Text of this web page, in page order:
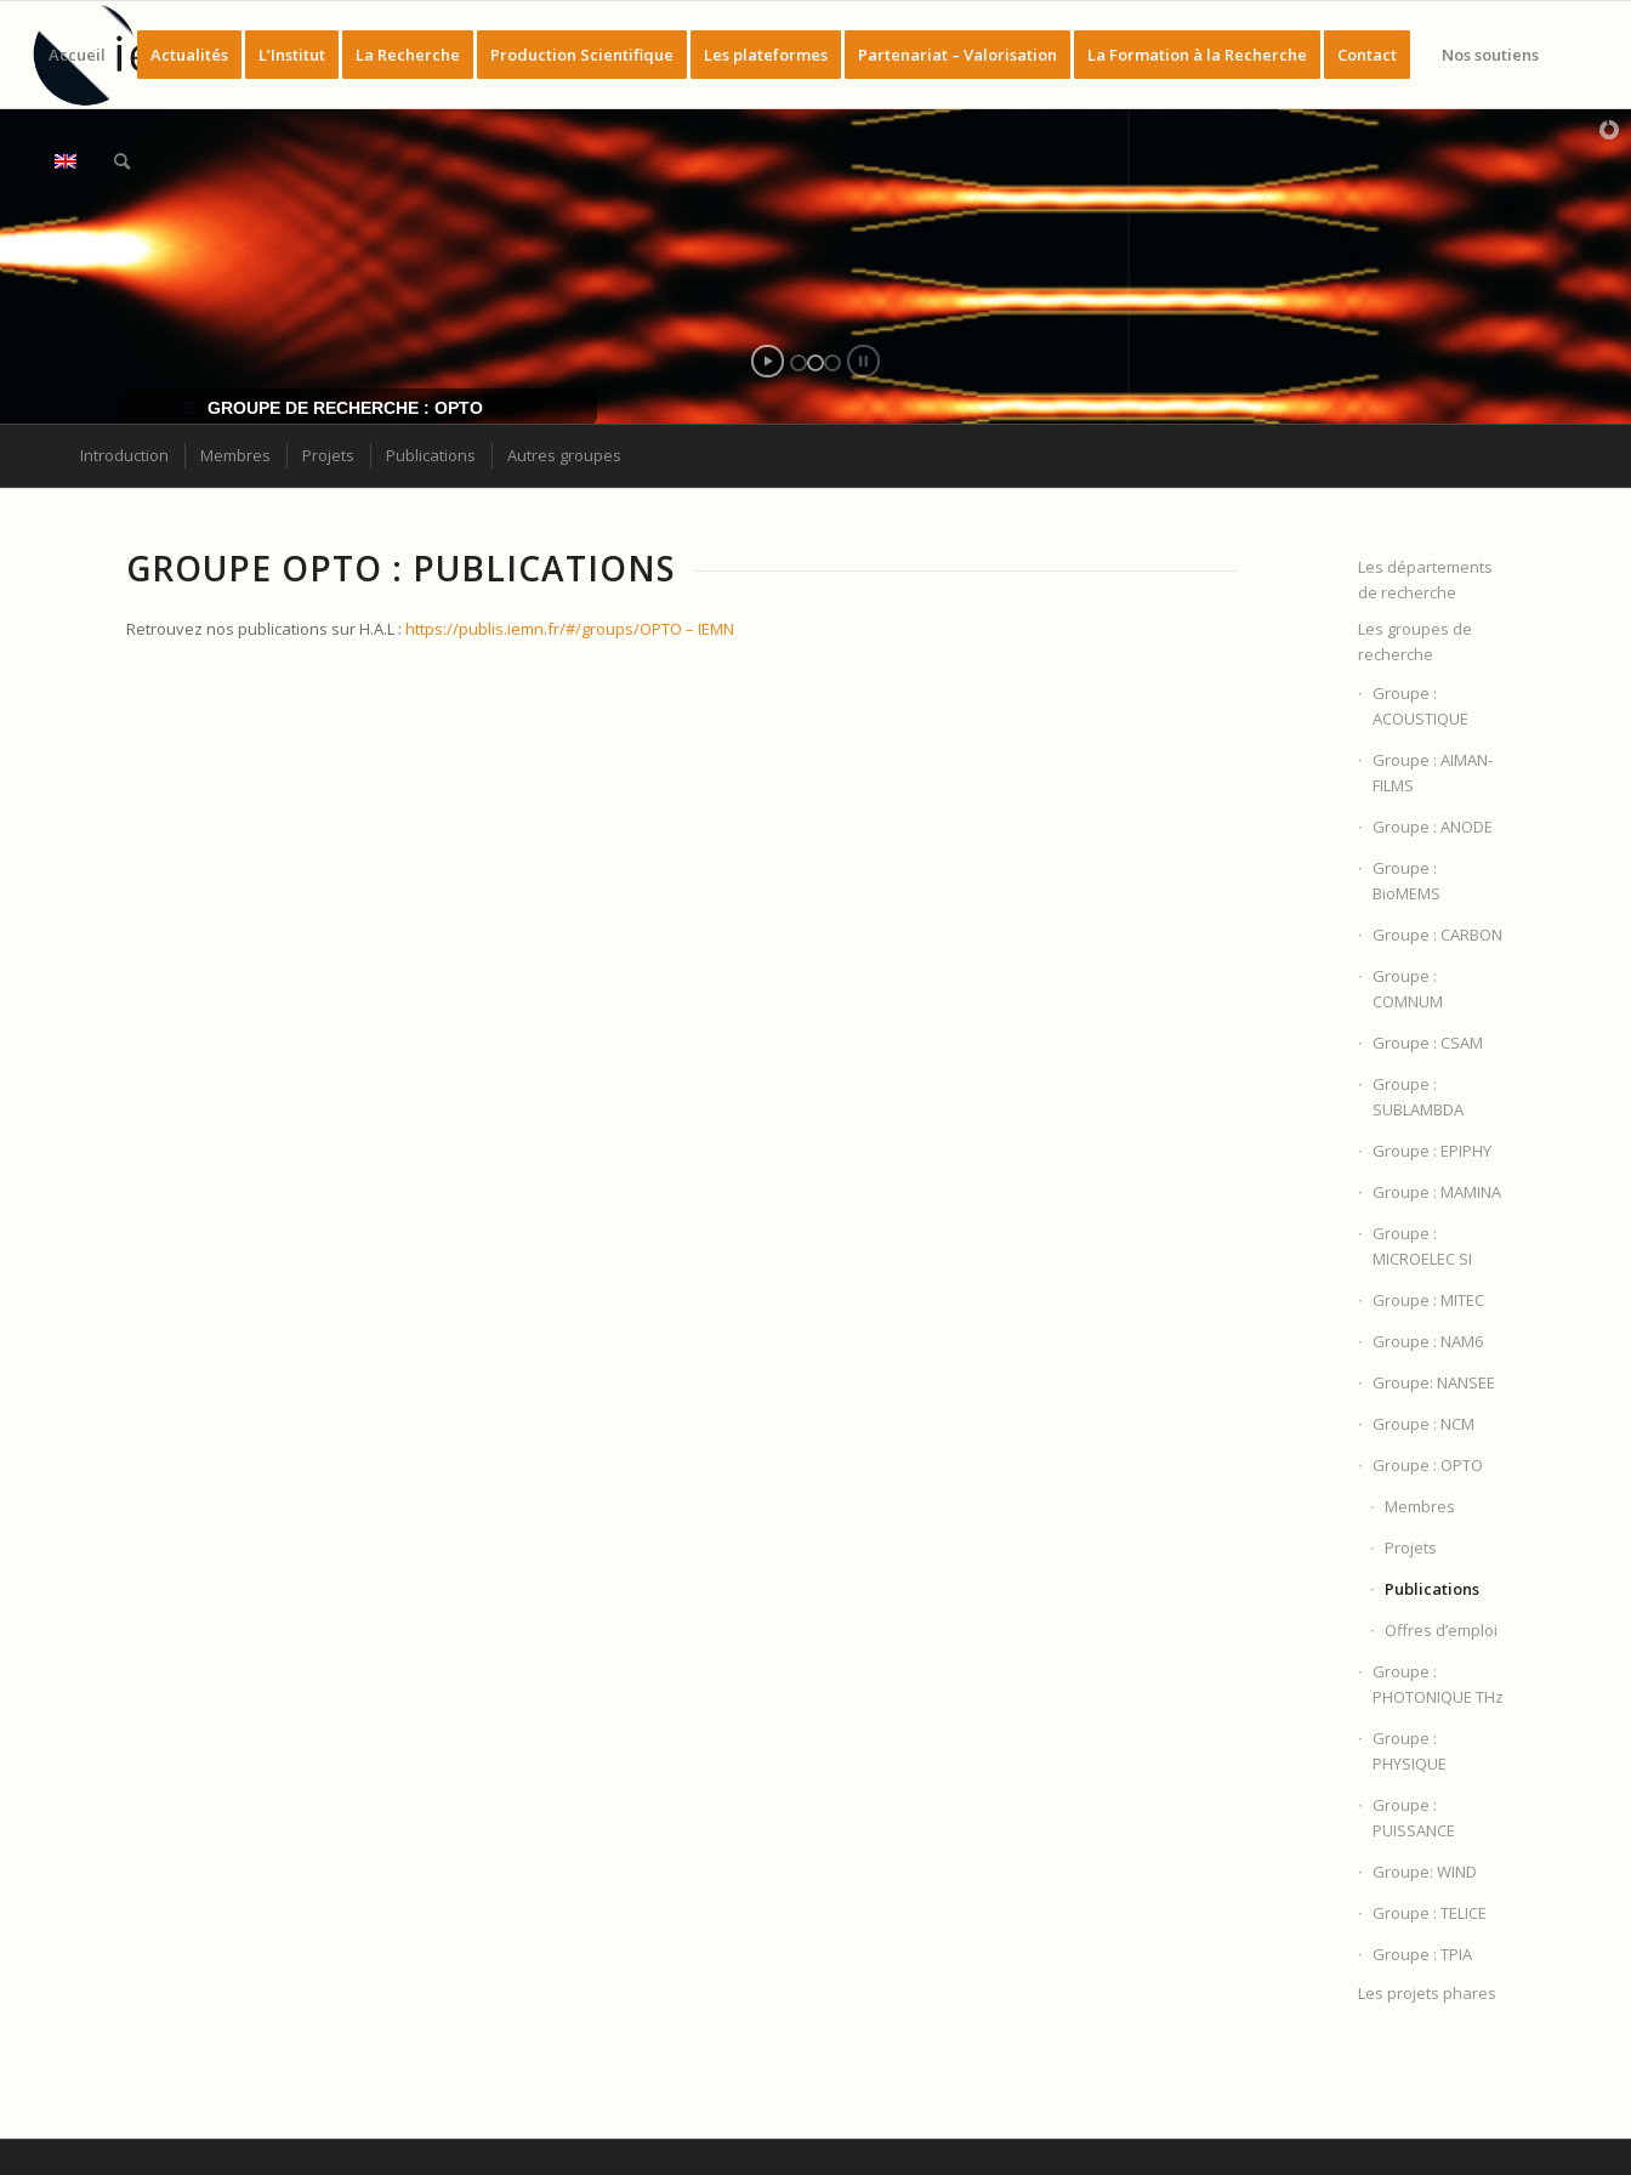
Accueil Actualités L’Institut La Recherche Production Scientifique Les plateformes Partenariat – Valorisation La Formation à la Recherche Contact Nos soutiens
GROUPE DE RECHERCHE : OPTO
Introduction Membres Projets Publications Autres groupes
GROUPE OPTO : PUBLICATIONS
Retrouvez nos publications sur H.A.L : https://publis.iemn.fr/#/groups/OPTO – IEMN
Les départements
de recherche
Les groupes de
recherche
Groupe :
ACOUSTIQUE
Groupe : AIMAN-
FILMS
Groupe : ANODE
Groupe :
BioMEMS
Groupe : CARBON
Groupe :
COMNUM
Groupe : CSAM
Groupe :
SUBLAMBDA
Groupe : EPIPHY
Groupe : MAMINA
Groupe :
MICROELEC SI
Groupe : MITEC
Groupe : NAM6
Groupe: NANSEE
Groupe : NCM
Groupe : OPTO
Membres
Projets
Publications
Offres d’emploi
Groupe :
PHOTONIQUE THz
Groupe :
PHYSIQUE
Groupe :
PUISSANCE
Groupe: WIND
Groupe : TELICE
Groupe : TPIA
Les projets phares